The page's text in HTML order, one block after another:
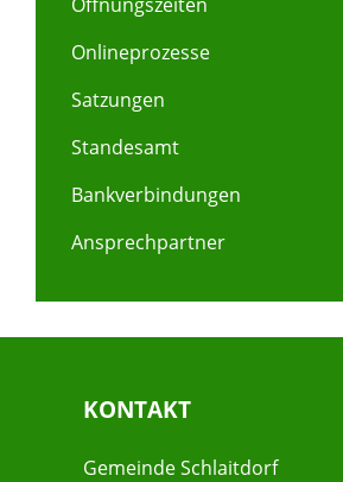
Onlineprozesse
Satzungen
Standesamt
Bankverbindungen
Ansprechpartner
KONTAKT
Gemeinde Schlaitdorf